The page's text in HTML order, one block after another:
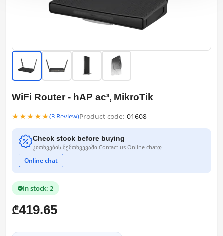
WiFi Router - hAP ac³, MikroTik
★★★★★(3 Review)Product code: 01608
Check stock before buying
კითხვების შემთხვევაში Contact us Online chatთ
Online chat
In stock: 2
₾419.65